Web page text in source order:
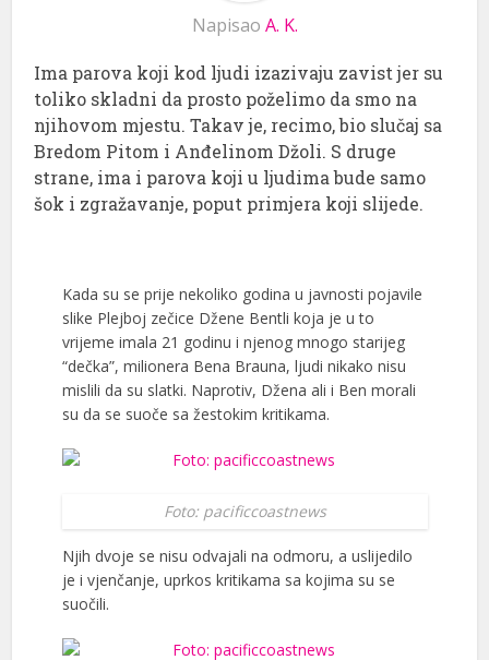
Napisao A. K.
Ima parova koji kod ljudi izazivaju zavist jer su
toliko skladni da prosto poželimo da smo na
njihovom mjestu. Takav je, recimo, bio slučaj sa
Bredom Pitom i Anđelinom Džoli. S druge
strane, ima i parova koji u ljudima bude samo
šok i zgražavanje, poput primjera koji slijede.
Kada su se prije nekoliko godina u javnosti pojavile
slike Plejboj zečice Džene Bentli koja je u to
vrijeme imala 21 godinu i njenog mnogo starijeg
“dečka”, milionera Bena Brauna, ljudi nikako nisu
mislili da su slatki. Naprotiv, Džena ali i Ben morali
su da se suoče sa žestokim kritikama.
Foto: pacificcoastnews
Njih dvoje se nisu odvajali na odmoru, a uslijedilo
je i vjenčanje, uprkos kritikama sa kojima su se
suočili.